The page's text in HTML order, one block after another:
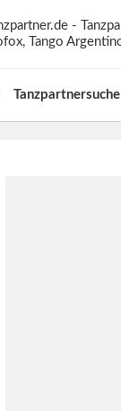
Tanzpartnersuche